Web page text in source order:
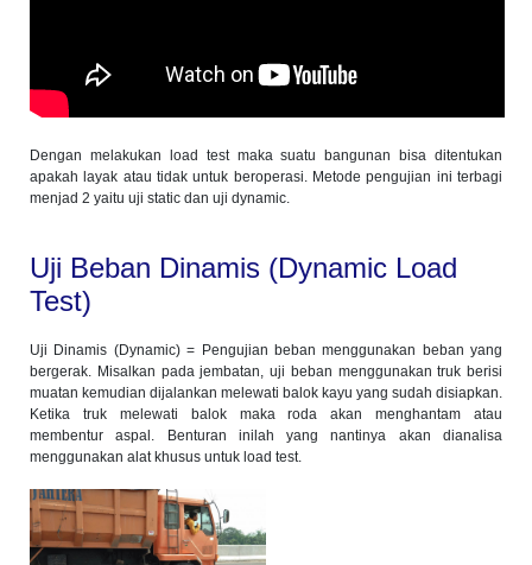
Dengan melakukan load test maka suatu bangunan bisa ditentukan
apakah layak atau tidak untuk beroperasi. Metode pengujian ini terbagi
menjad 2 yaitu uji static dan uji dynamic.
Uji Beban Dinamis (Dynamic Load
Test)
Uji Dinamis (Dynamic) = Pengujian beban menggunakan beban yang
bergerak. Misalkan pada jembatan, uji beban menggunakan truk berisi
muatan kemudian dijalankan melewati balok kayu yang sudah disiapkan.
Ketika truk melewati balok maka roda akan menghantam atau
membentur aspal. Benturan inilah yang nantinya akan dianalisa
menggunakan alat khusus untuk load test.